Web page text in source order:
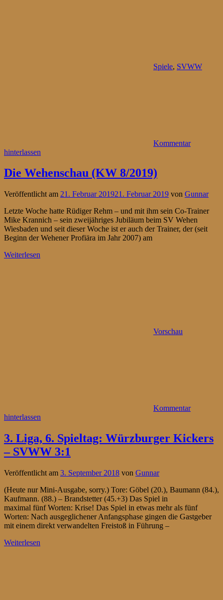
Spiele, SVWW
Kommentar
hinterlassen
Die Wehenschau (KW 8/2019)
Veröffentlicht am 21. Februar 201921. Februar 2019 von Gunnar
Letzte Woche hatte Rüdiger Rehm – und mit ihm sein Co-Trainer
Mike Krannich – sein zweijähriges Jubiläum beim SV Wehen
Wiesbaden und seit dieser Woche ist er auch der Trainer, der (seit
Beginn der Wehener Profiära im Jahr 2007) am
Weiterlesen
Vorschau
Kommentar
hinterlassen
3. Liga, 6. Spieltag: Würzburger Kickers
– SVWW 3:1
Veröffentlicht am 3. September 2018 von Gunnar
(Heute nur Mini-Ausgabe, sorry.) Tore: Göbel (20.), Baumann (84.),
Kaufmann. (88.) – Brandstetter (45.+3) Das Spiel in
maximal fünf Worten: Krise! Das Spiel in etwas mehr als fünf
Worten: Nach ausgeglichener Anfangsphase gingen die Gastgeber
mit einem direkt verwandelten Freistoß in Führung –
Weiterlesen